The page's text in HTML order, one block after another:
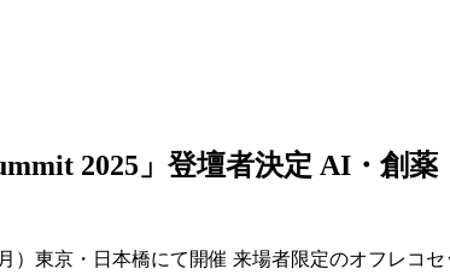
2025」登壇者決定 AI・
）東京・日本橋にて開催 来場者限定のオフレコセ